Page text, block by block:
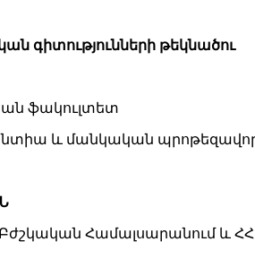
գիտությունների թեկնածու
ֆակուլտետ
և մանկական
Համալսարանում և ՀՀ